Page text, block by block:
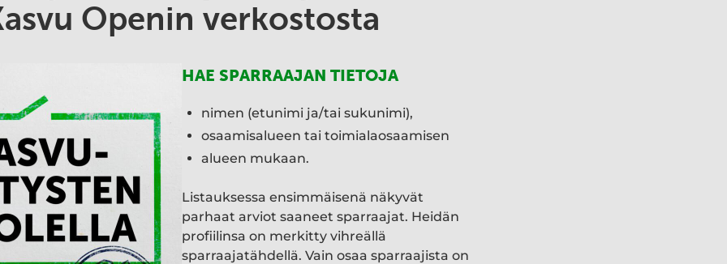
Openin verkostosta
HAE SPARRAAJAN TIETOJA
nimen (etunimi ja/tai sukunimi),
osaamisalueen tai toimialaosaamisen
alueen mukaan.
Listauksessa ensimmäisenä näkyvät
parhaat arviot saaneet sparraajat. Heidän
profiilinsa on merkitty vihreällä
sparraajatähdellä. Vain osaa sparraajista on